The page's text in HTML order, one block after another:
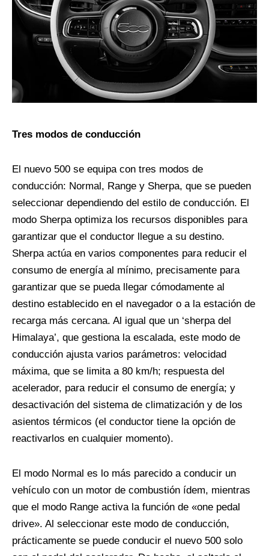
Tres modos de conducción
El nuevo 500 se equipa con tres modos de
conducción: Normal, Range y Sherpa, que se pueden
seleccionar dependiendo del estilo de conducción. El
modo Sherpa optimiza los recursos disponibles para
garantizar que el conductor llegue a su destino.
Sherpa actúa en varios componentes para reducir el
consumo de energía al mínimo, precisamente para
garantizar que se pueda llegar cómodamente al
destino establecido en el navegador o a la estación de
recarga más cercana. Al igual que un ‘sherpa del
Himalaya’, que gestiona la escalada, este modo de
conducción ajusta varios parámetros: velocidad
máxima, que se limita a 80 km/h; respuesta del
acelerador, para reducir el consumo de energía; y
desactivación del sistema de climatización y de los
asientos térmicos (el conductor tiene la opción de
reactivarlos en cualquier momento).
El modo Normal es lo más parecido a conducir un
vehículo con un motor de combustión ídem, mientras
que el modo Range activa la función de «one pedal
drive». Al seleccionar este modo de conducción,
prácticamente se puede conducir el nuevo 500 solo